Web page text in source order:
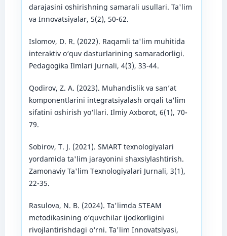
darajasini oshirishning samarali usullari. Ta'lim
va Innovatsiyalar, 5(2), 50-62.
Islomov, D. R. (2022). Raqamli ta'lim muhitida
interaktiv o‘quv dasturlarining samaradorligi.
Pedagogika Ilmlari Jurnali, 4(3), 33-44.
Qodirov, Z. A. (2023). Muhandislik va san’at
komponentlarini integratsiyalash orqali ta'lim
sifatini oshirish yo‘llari. Ilmiy Axborot, 6(1), 70-
79.
Sobirov, T. J. (2021). SMART texnologiyalari
yordamida ta'lim jarayonini shaxsiylashtirish.
Zamonaviy Ta'lim Texnologiyalari Jurnali, 3(1),
22-35.
Rasulova, N. B. (2024). Ta'limda STEAM
metodikasining o‘quvchilar ijodkorligini
rivojlantirishdagi o‘rni. Ta'lim Innovatsiyasi,